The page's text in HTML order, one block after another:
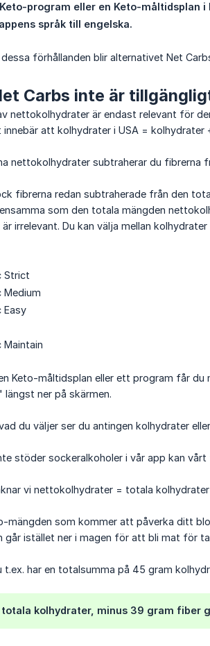
program eller en Keto-måltidsplan i
språk till engelska.
förhållanden blir alternativet Net
Carbs inte är
nettokolhydrater är endast relevant för
att kolhydrater i USA = kolhydrater
nettokolhydrater subtraherar du fibrerna
fibrerna redan subtraherade från den
som den totala mängden
irrelevant. Du kan välja mellan
Strict
Medium
Easy
Maintain
Keto-måltidsplan eller ett program får
längst ner på skärmen.
du väljer ser du antingen kolhydrater
stöder sockeralkoholer i vår app kan
vi nettokolhydrater = totala
mängden som kommer att påverka ditt
går istället ner i magen för att bli mat för
t.ex. har en totalsumma på 45 gram
kolhydrater, minus 39 gram fiber